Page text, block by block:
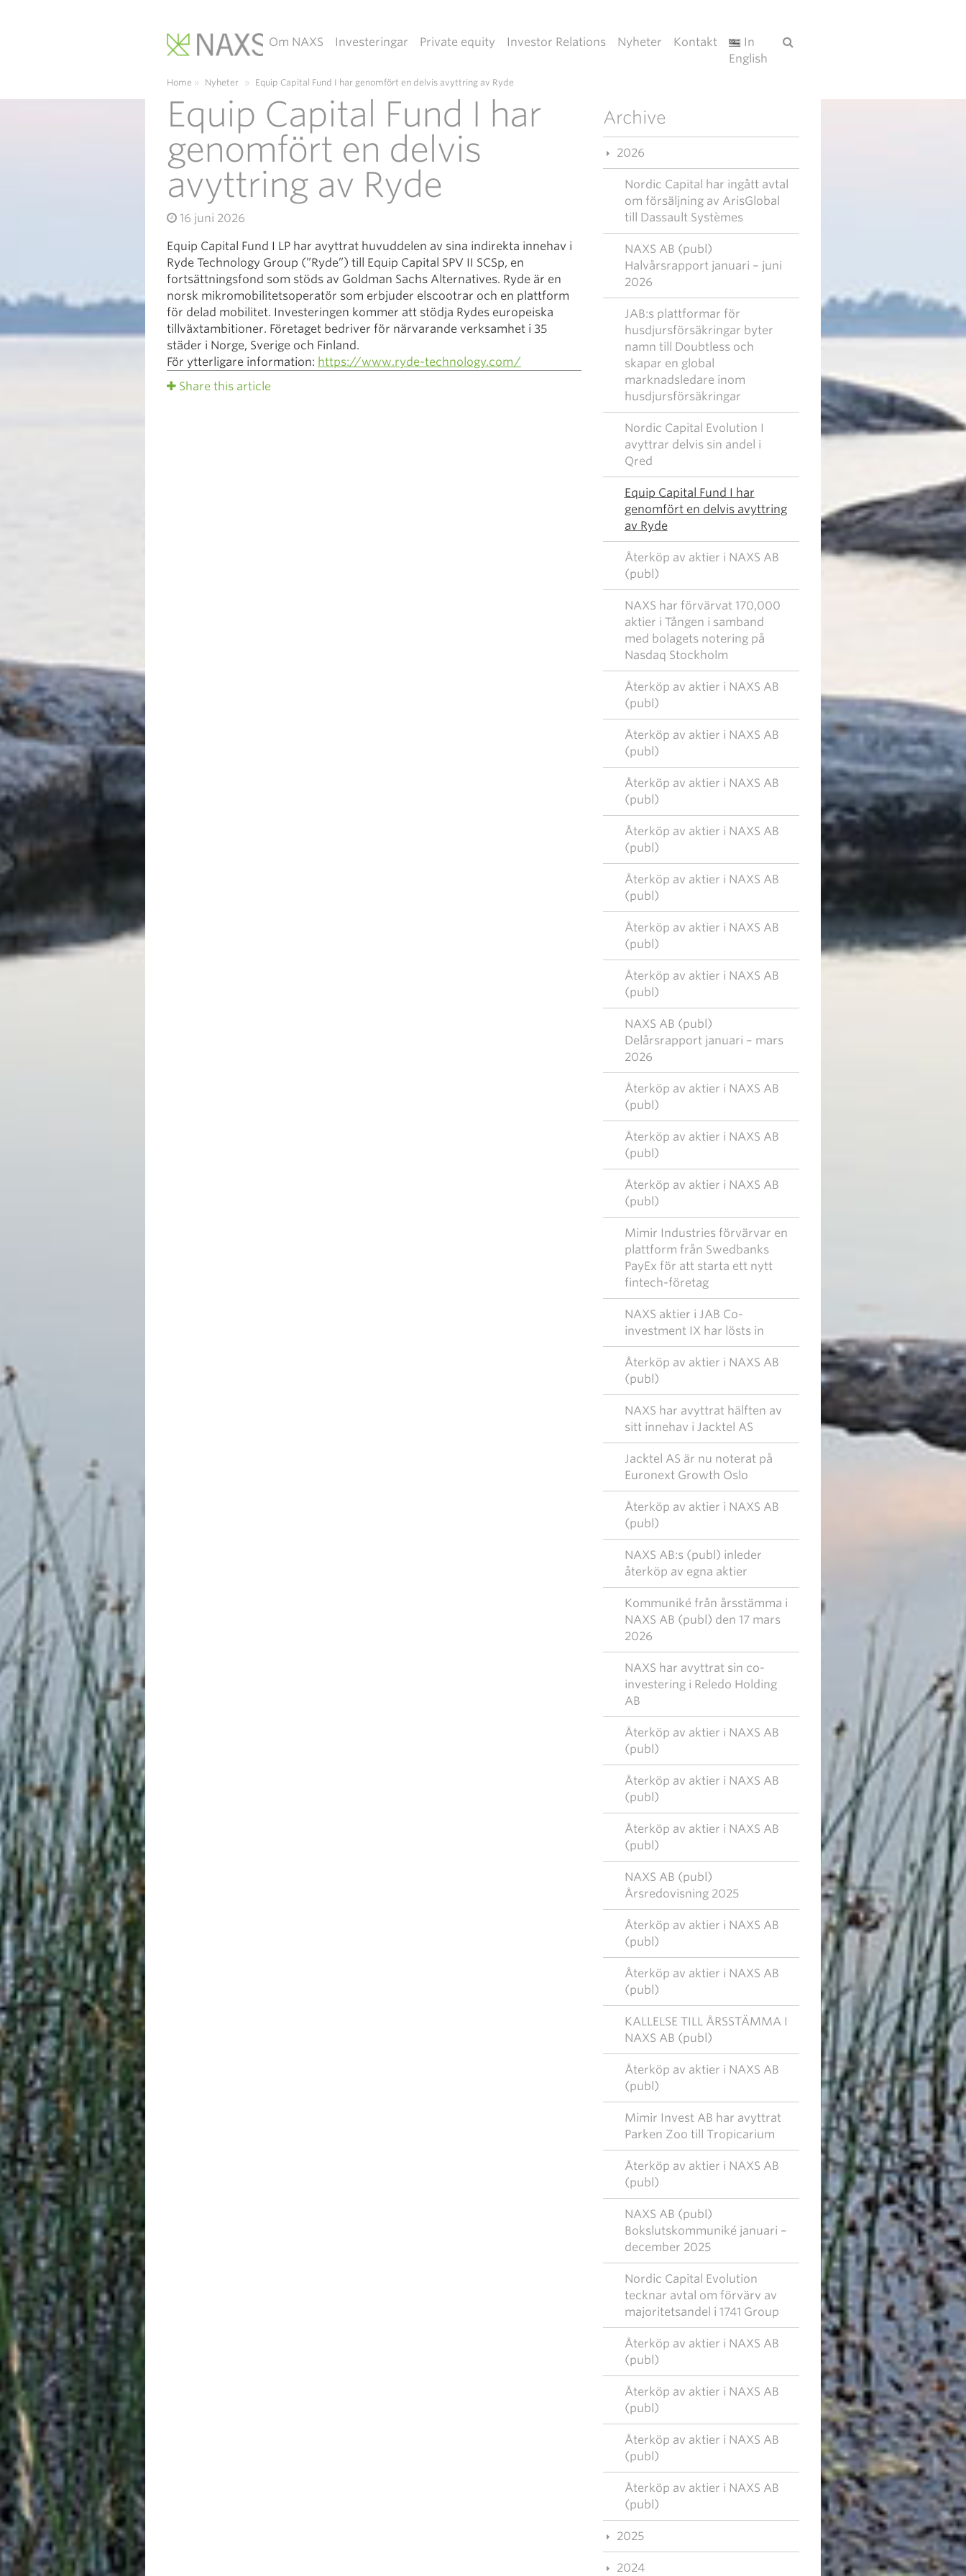
Om NAXS Investeringar Private equity Investor Relations Nyheter Kontakt
In
English
Home » Nyheter » Equip Capital Fund I har genomfört en delvis avyttring av Ryde
Equip Capital Fund I har
genomfört en delvis
avyttring av Ryde
16 juni 2026
Equip Capital Fund I LP har avyttrat huvuddelen av sina indirekta innehav i
Ryde Technology Group (”Ryde”) till Equip Capital SPV II SCSp, en
fortsättningsfond som stöds av Goldman Sachs Alternatives. Ryde är en
norsk mikromobilitetsoperatör som erbjuder elscootrar och en plattform
för delad mobilitet. Investeringen kommer att stödja Rydes europeiska
tillväxtambitioner. Företaget bedriver för närvarande verksamhet i 35
städer i Norge, Sverige och Finland.
För ytterligare information: https://www.ryde-technology.com/
Share this article
Archive
2026
Nordic Capital har ingått avtal
om försäljning av ArisGlobal
till Dassault Systèmes
NAXS AB (publ)
Halvårsrapport januari – juni
2026
JAB:s plattformar för
husdjursförsäkringar byter
namn till Doubtless och
skapar en global
marknadsledare inom
husdjursförsäkringar
Nordic Capital Evolution I
avyttrar delvis sin andel i
Qred
Equip Capital Fund I har
genomfört en delvis avyttring
av Ryde
Återköp av aktier i NAXS AB
(publ)
NAXS har förvärvat 170,000
aktier i Tången i samband
med bolagets notering på
Nasdaq Stockholm
Återköp av aktier i NAXS AB
(publ)
Återköp av aktier i NAXS AB
(publ)
Återköp av aktier i NAXS AB
(publ)
Återköp av aktier i NAXS AB
(publ)
Återköp av aktier i NAXS AB
(publ)
Återköp av aktier i NAXS AB
(publ)
Återköp av aktier i NAXS AB
(publ)
NAXS AB (publ)
Delårsrapport januari – mars
2026
Återköp av aktier i NAXS AB
(publ)
Återköp av aktier i NAXS AB
(publ)
Återköp av aktier i NAXS AB
(publ)
Mimir Industries förvärvar en
plattform från Swedbanks
PayEx för att starta ett nytt
fintech-företag
NAXS aktier i JAB Co-
investment IX har lösts in
Återköp av aktier i NAXS AB
(publ)
NAXS har avyttrat hälften av
sitt innehav i Jacktel AS
Jacktel AS är nu noterat på
Euronext Growth Oslo
Återköp av aktier i NAXS AB
(publ)
NAXS AB:s (publ) inleder
återköp av egna aktier
Kommuniké från årsstämma i
NAXS AB (publ) den 17 mars
2026
NAXS har avyttrat sin co-
investering i Reledo Holding
AB
Återköp av aktier i NAXS AB
(publ)
Återköp av aktier i NAXS AB
(publ)
Återköp av aktier i NAXS AB
(publ)
NAXS AB (publ)
Årsredovisning 2025
Återköp av aktier i NAXS AB
(publ)
Återköp av aktier i NAXS AB
(publ)
KALLELSE TILL ÅRSSTÄMMA I
NAXS AB (publ)
Återköp av aktier i NAXS AB
(publ)
Mimir Invest AB har avyttrat
Parken Zoo till Tropicarium
Återköp av aktier i NAXS AB
(publ)
NAXS AB (publ)
Bokslutskommuniké januari –
december 2025
Nordic Capital Evolution
tecknar avtal om förvärv av
majoritetsandel i 1741 Group
Återköp av aktier i NAXS AB
(publ)
Återköp av aktier i NAXS AB
(publ)
Återköp av aktier i NAXS AB
(publ)
Återköp av aktier i NAXS AB
(publ)
2025
2024